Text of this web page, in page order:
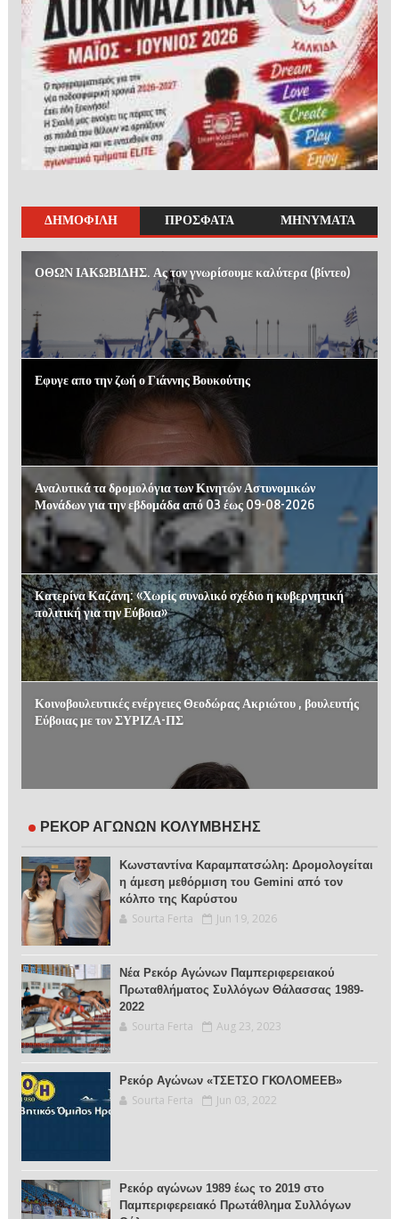
ΔΗΜΟΦΙΛΗ ΠΡΟΣΦΑΤΑ ΜΗΝΥΜΑΤΑ
ΟΘΩΝ ΙΑΚΩΒΙΔΗΣ. Ας τον γνωρίσουμε καλύτερα (βίντεο)
Εφυγε απο την ζωή ο Γιάννης Βουκούτης
Αναλυτικά τα δρομολόγια των Κινητών Αστυνομικών
Μονάδων για την εβδομάδα από 03 έως 09-08-2026
Κατερίνα Καζάνη: «Χωρίς συνολικό σχέδιο η κυβερνητική
πολιτική για την Εύβοια»
Κοινοβουλευτικές ενέργειες Θεοδώρας Ακριώτου , βουλευτής
Εύβοιας με τον ΣΥΡΙΖΑ-ΠΣ
ΡΕΚΟΡ ΑΓΩΝΩΝ ΚΟΛΥΜΒΗΣΗΣ
Κωνσταντίνα Καραμπατσώλη: Δρομολογείται
η άμεση μεθόρμιση του Gemini από τον
κόλπο της Καρύστου
Sourta Ferta Jun 19, 2026
Νέα Ρεκόρ Αγώνων Παμπεριφερειακού
Πρωταθλήματος Συλλόγων Θάλασσας 1989-
2022
Sourta Ferta Aug 23, 2023
Ρεκόρ Αγώνων «ΤΣΕΤΣΟ ΓΚΟΛΟΜΕΕΒ»
Sourta Ferta Jun 03, 2022
Ρεκόρ αγώνων 1989 έως το 2019 στο
Παμπεριφερειακό Πρωτάθλημα Συλλόγων